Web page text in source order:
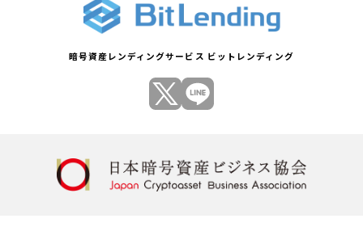
暗号資産レンディングサービス ビットレンディング